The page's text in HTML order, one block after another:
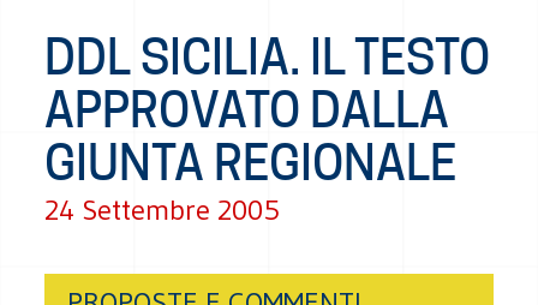
DDL SICILIA. IL TESTO
APPROVATO DALLA
GIUNTA REGIONALE
24 Settembre 2005